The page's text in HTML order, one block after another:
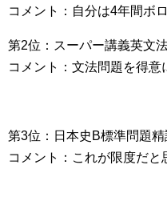
コメント：自分は4年間ボ
第2位：スーパー講義英文
コメント：文法問題を得意
第3位：日本史B標準問題精
コメント：これが限度だと